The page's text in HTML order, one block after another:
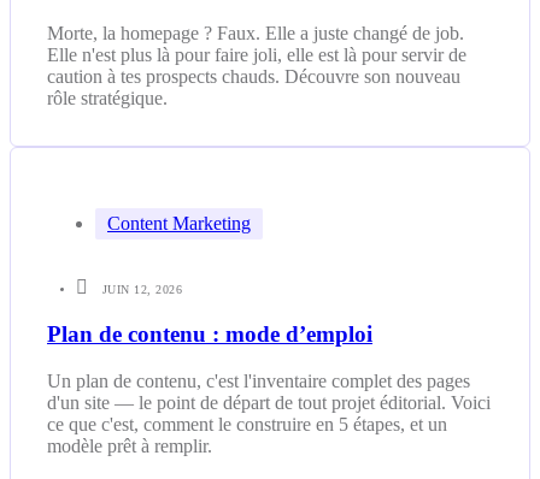
Morte, la homepage ? Faux. Elle a juste changé de job.
Elle n'est plus là pour faire joli, elle est là pour servir de
caution à tes prospects chauds. Découvre son nouveau
rôle stratégique.
Content Marketing
JUIN 12, 2026
Plan de contenu : mode d’emploi
Un plan de contenu, c'est l'inventaire complet des pages
d'un site — le point de départ de tout projet éditorial. Voici
ce que c'est, comment le construire en 5 étapes, et un
modèle prêt à remplir.